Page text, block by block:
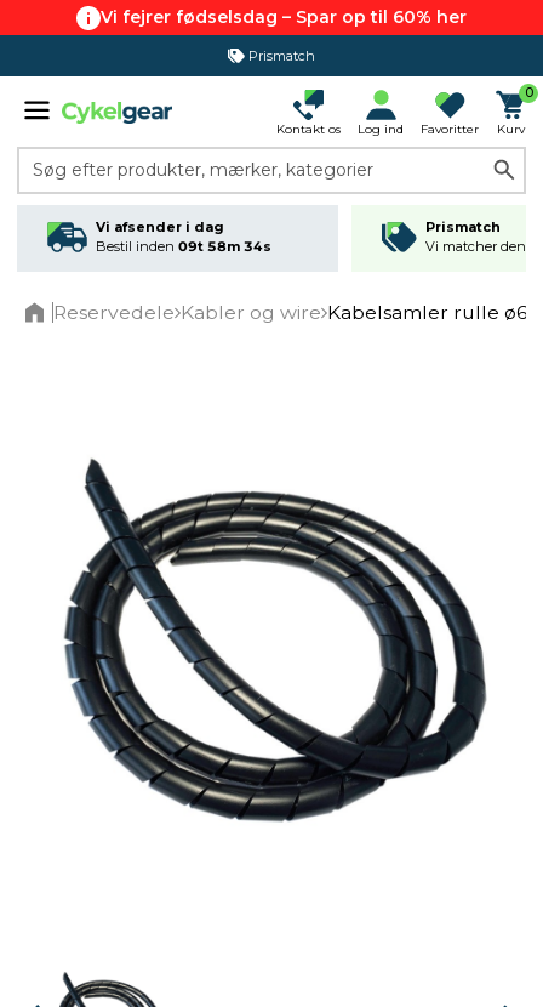
Vi fejrer fødselsdag – Spar op til 60% her
Prismatch
Kontakt os Log ind Favoritter
0
Kurv
Søg efter produkter, mærker, kategorier
Vi afsender i dag
Bestil inden 09t 58m 34s
Prismatch
Vi matcher den
Reservedele Kabler og wire Kabelsamler rulle